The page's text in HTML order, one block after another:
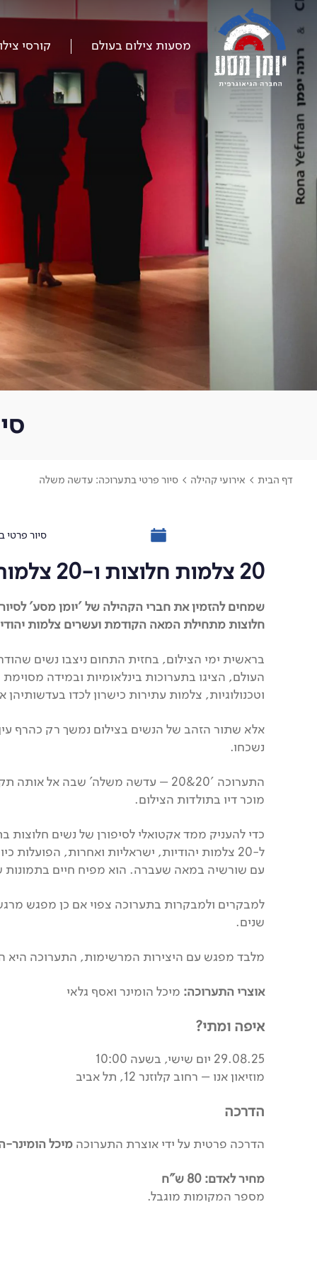
דלג
התפריט
מסעות צילום בעולם קורסי
דף הבית > אירועי קהילה > סיור פרטי בתערוכה: עדשה משלה
סיור פרטי
20 צלמות חלוצות ו-20 צלמות עכשוויות, ישראליות ובינלאומיות
שמחים להזמין את חברי הקהילה של 'יומן מסע'
חלוצות מתחילת המאה הקודמת ועשרים צלמות
בראשית ימי הצילום, בחזית התחום ניצבו נשים
העולם, הציגו בתערוכות בינלאומיות ובמידה
וטכנולוגיות, צלמות עתירות כישרון לכדו
אלא שתור הזהב של הנשים בצילום נמשך רק כהרף
נשכחו.
התערוכה '20&20 – עדשה משלה' שבה
מוכר דיו בתולדות הצילום.
ל-20 צלמות יהודיות, ישראליות ואחרות,
עם שורשיה במאה שעברה. הוא מפיח חיים בתמונות
למבקרים ולמבקרות בתערוכה צפוי אם כן מפגש
שנים.
מלבד מפגש עם היצירות המרשימות, התערוכה היא
אוצרי התערוכה: מיכל הומינר ואסף גלאי
איפה ומתי?
29.08.25 יום שישי, בשעה 10:00
מוזיאון אנו – רחוב קלוזנר 12, תל אביב
הדרכה
הדרכה פרטית על ידי אוצרת התערוכה מיכל
מחיר לאדם: 80 ש"ח
מספר המקומות מוגבל.